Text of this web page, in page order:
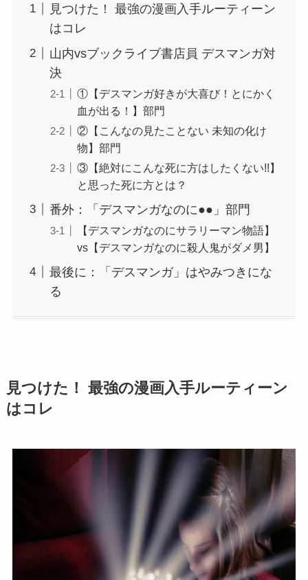
見つけた！ 最強の漫画入手ルーティーン
はコレ
山内vsブックライブ書店員 デスマンガ対
決
①【デスマンガ好きが大喜び！とにかく
血が出る！】部門
②【こんなの見たことない 未知の化け
物】部門
③【絶対にこんな死に方はしたくない!!】
と思った死に方とは？
番外：「デスマンガなのに●●」部門
【デスマンガなのにサラリーマン物語】
vs【デスマンガなのに殺人鬼がダメ男】
最後に：「デスマンガ」はやみつきにな
る
見つけた！ 最強の漫画入手ルーティーン
はコレ